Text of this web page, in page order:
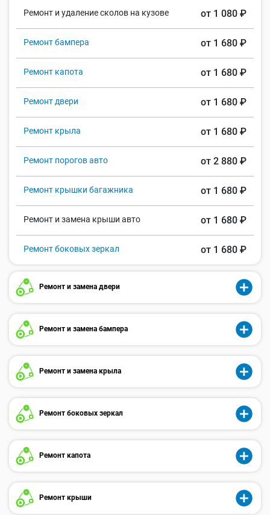
Ремонт и удаление сколов на кузове от 1 080 ₽
Ремонт бампера от 1 680 ₽
Ремонт капота от 1 680 ₽
Ремонт двери от 1 680 ₽
Ремонт крыла от 1 680 ₽
Ремонт порогов авто от 2 880 ₽
Ремонт крышки багажника от 1 680 ₽
Ремонт и замена крыши авто от 1 680 ₽
Ремонт боковых зеркал от 1 680 ₽
Ремонт и замена двери
Ремонт и замена бампера
Ремонт и замена крыла
Ремонт боковых зеркал
Ремонт капота
Ремонт крыши